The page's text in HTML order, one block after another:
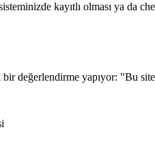
kayıtlı olması ya da
bir değerlendirme yapıyor: